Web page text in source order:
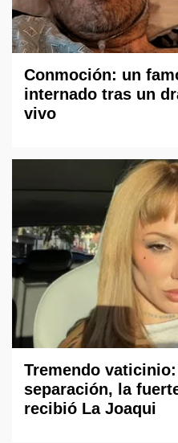
Conmoción: un
internado tras un
vivo
Tremendo
separación, la
recibió La Joaqui